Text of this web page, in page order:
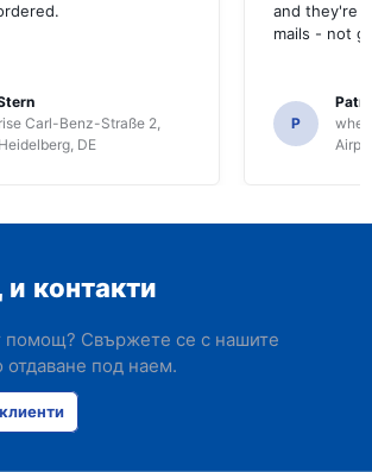
Carl-Benz-Straße 2,
DE
and they're
mails - not
P
контакти
помощ? Свържете се с нашите
под наем.